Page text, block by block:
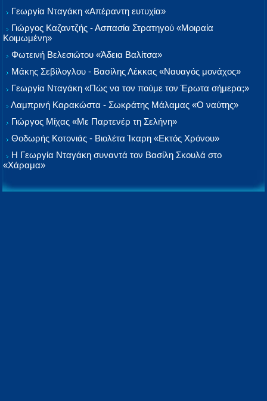
Γεωργία Νταγάκη «Aπέραντη ευτυχία»
Γιώργος Καζαντζής - Ασπασία Στρατηγού «Μοιραία
Κοιμωμένη»
Φωτεινή Βελεσιώτου «Άδεια Βαλίτσα»
Μάκης Σεβίλογλου - Βασίλης Λέκκας «Ναυαγός μονάχος»
Γεωργία Νταγάκη «Πώς να τον πούμε τον Έρωτα σήμερα;»
Λαμπρινή Καρακώστα - Σωκράτης Μάλαμας «Ο ναύτης»
Γιώργος Μίχας «Με Παρτενέρ τη Σελήνη»
Θοδωρής Κοτονιάς - Βιολέτα Ίκαρη «Εκτός Χρόνου»
Η Γεωργία Νταγάκη συναντά τον Βασίλη Σκουλά στο
«Χάραμα»